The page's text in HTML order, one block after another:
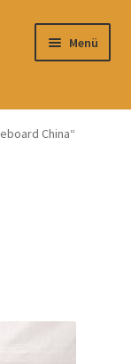
Menü
China“